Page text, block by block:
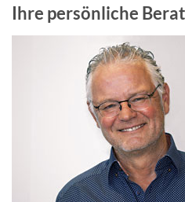
Ihre persönliche